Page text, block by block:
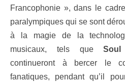
Francophonie », dans le
paralympiques qui se sont
à la magie de la
musicaux, tels queSoul
continueront à bercer le
fanatiques, pendant qu’il